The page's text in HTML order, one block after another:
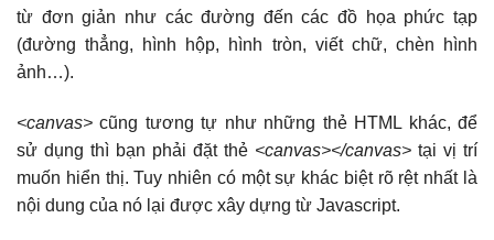
từ đơn giản như các đường đến các đồ họa phức tạp
(đường thẳng, hình hộp, hình tròn, viết chữ, chèn hình
ảnh…).
<canvas> cũng tương tự như những thẻ HTML khác, để
sử dụng thì bạn phải đặt thẻ <canvas></canvas> tại vị trí
muốn hiển thị. Tuy nhiên có một sự khác biệt rõ rệt nhất là
nội dung của nó lại được xây dựng từ Javascript.